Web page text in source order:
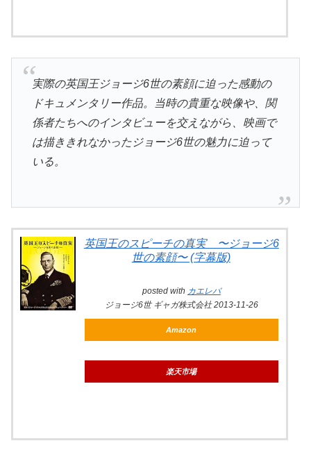
実際の英国王ジョージ6世の素顔に迫った感動の
ドキュメンタリー作品。当時の貴重な映像や、関
係者たちへのインタビューを交えながら、映画で
は描ききれなかったジョージ6世の魅力に迫って
いる。
英国王のスピーチの真実 〜ジョージ6
世の素顔〜 (字幕版)
posted with カエレバ
ジョージ6世 ギャガ株式会社 2013-11-26
Amazon
楽天市場